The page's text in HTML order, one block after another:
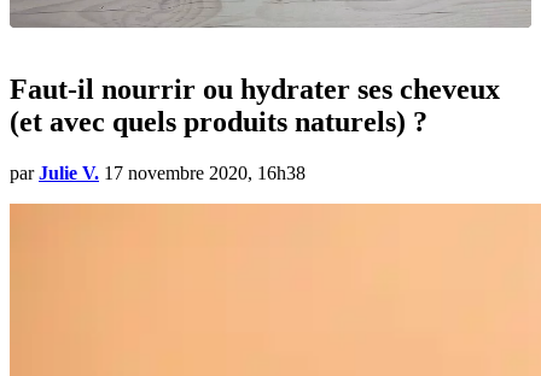
Faut-il nourrir ou hydrater ses cheveux
(et avec quels produits naturels) ?
par Julie V. 17 novembre 2020, 16h38